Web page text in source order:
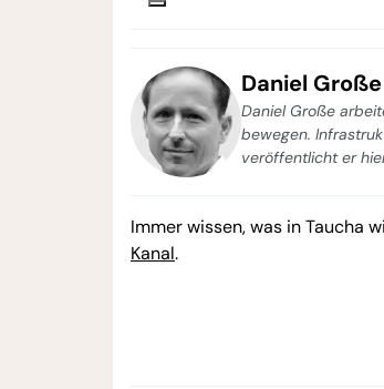
Daniel Große
Daniel Große
bewegen.
veröffentlicht er
Immer wissen, was in Taucha
Kanal.